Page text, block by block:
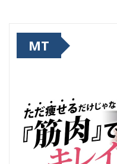
MT